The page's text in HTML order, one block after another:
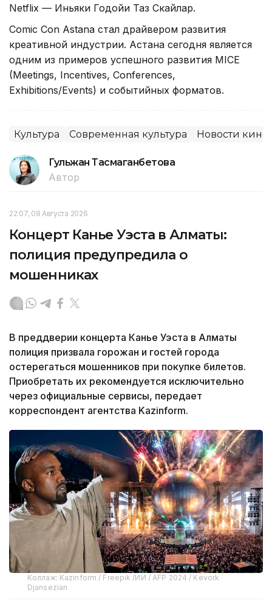
Netflix — Иньяки Годойи Таз Скайлар.
Comic Con Astana стал драйвером развития
креативной индустрии. Астана сегодня является
одним из примеров успешного развития MICE
(Meetings, Incentives, Conferences,
Exhibitions/Events) и событийных форматов.
Культура Современная культура Новости кино
Гульжан Тасмаганбетова
Автор
22:07, 08 Августа 2026
Концерт Канье Уэста в Алматы:
полиция предупредила о
мошенниках
В преддверии концерта Канье Уэста в Алматы
полиция призвала горожан и гостей города
остерегаться мошенников при покупке билетов.
Приобретать их рекомендуется исключительно
через официальные сервисы, передает
корреспондент агентства Kazinform.
Коллаж: Kazinform / Freepik /ИИ / AFP 2024 / Kevork
Djansezian